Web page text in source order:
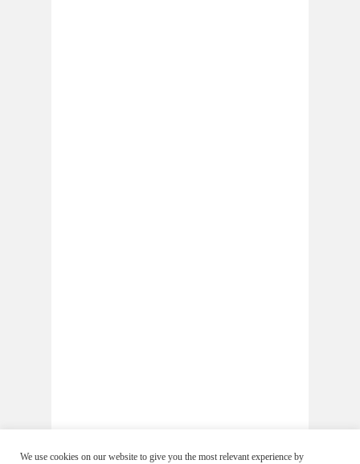
We use cookies on our website to give you the most relevant experience by